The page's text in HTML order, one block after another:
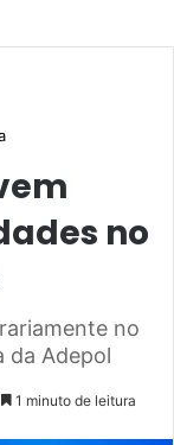
no
no
da Adepol
1 minuto de leitura